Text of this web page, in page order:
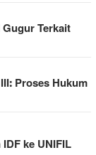
Terkait
Proses Hukum
ke UNIFIL